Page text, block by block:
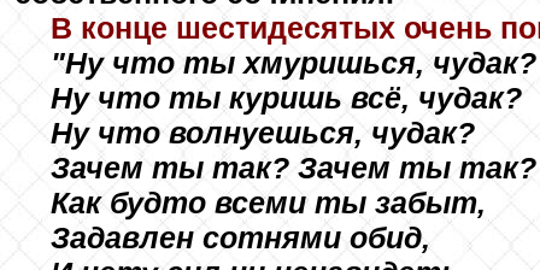
В конце шестидесятых очень
"Ну что ты хмуришься, чудак?
Ну что ты куришь всё, чудак?
Ну что волнуешься, чудак?
Зачем ты так? Зачем ты так?
Как будто всеми ты забыт,
Задавлен сотнями обид,